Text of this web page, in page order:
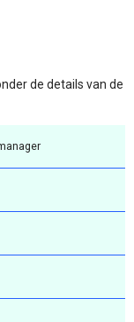
de details van de